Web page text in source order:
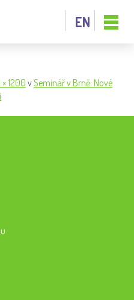
EN
1200 vSeminář v Brně: Nové